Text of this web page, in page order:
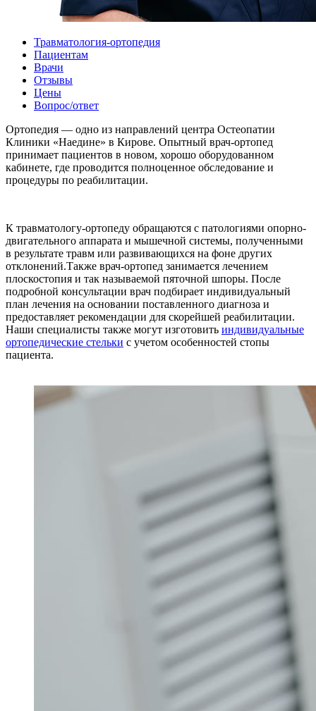
Травматология-ортопедия
Пациентам
Врачи
Отзывы
Цены
Вопрос/ответ
Ортопедия — одно из направлений центра Остеопатии
Клиники «Наедине» в Кирове. Опытный врач-ортопед
принимает пациентов в новом, хорошо оборудованном
кабинете, где проводится полноценное обследование и
процедуры по реабилитации.
К травматологу-ортопеду обращаются с патологиями опорно-
двигательного аппарата и мышечной системы, полученными
в результате травм или развивающихся на фоне других
отклонений.Также врач-ортопед занимается лечением
плоскостопия и так называемой пяточной шпоры. После
подробной консультации врач подбирает индивидуальный
план лечения на основании поставленного диагноза и
предоставляет рекомендации для скорейшей реабилитации.
Наши специалисты также могут изготовить индивидуальные
ортопедические стельки с учетом особенностей стопы
пациента.